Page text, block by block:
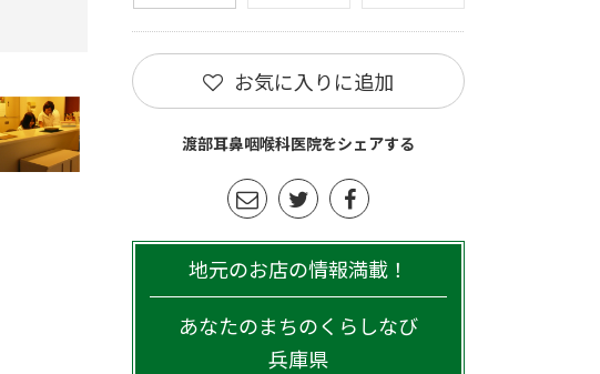
お気に入りに追加
渡部耳鼻咽喉科医院をシェアする
地元のお店の情報満載！
あなたのまちのくらしなび
兵庫県